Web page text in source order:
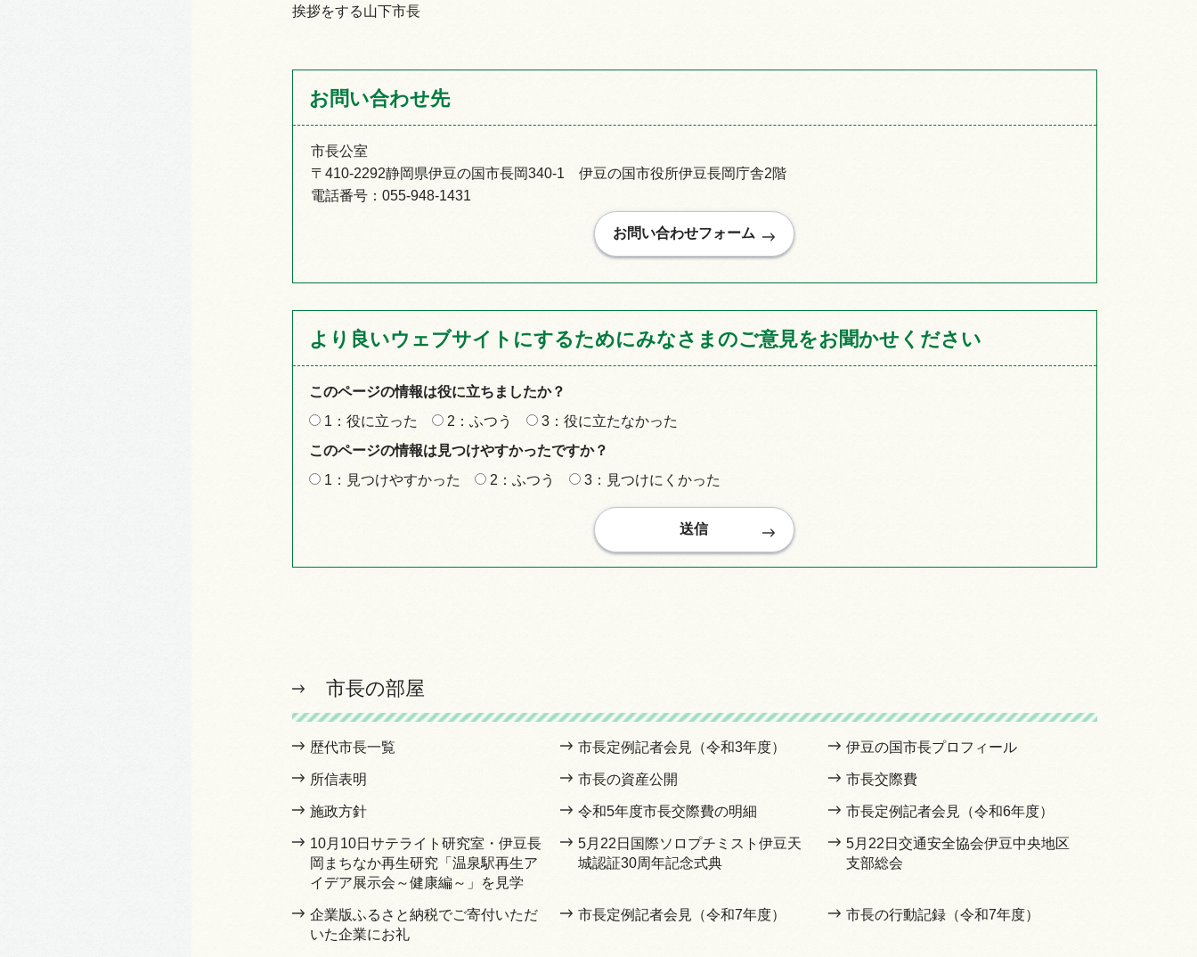
挨拶をする山下市長
お問い合わせ先
市長公室
〒410-2292静岡県伊豆の国市長岡340-1 伊豆の国市役所伊豆長岡庁舎2階
電話番号：055-948-1431
より良いウェブサイトにするためにみなさまのご意見をお聞かせください
このページの情報は役に立ちましたか？
1：役に立った
2：ふつう
3：役に立たなかった
このページの情報は見つけやすかったですか？
1：見つけやすかった
2：ふつう 3：見つけにくかった
市長の部屋
歴代市長一覧 市長定例記者会見（令和3年度） 伊豆の国市長プロフィール
所信表明 市長の資産公開 市長交際費
施政方針 令和5年度市長交際費の明細 市長定例記者会見（令和6年度）
10月10日サテライト研究室・伊豆長
岡まちなか再生研究「温泉駅再生ア
イデア展示会～健康編～」を見学
5月22日国際ソロプチミスト伊豆天
城認証30周年記念式典
5月22日交通安全協会伊豆中央地区
支部総会
企業版ふるさと納税でご寄付いただ
いた企業にお礼
市長定例記者会見（令和7年度） 市長の行動記録（令和7年度）